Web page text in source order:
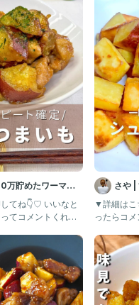
ピッタリ✨
で大人も子どももやみつきに🤭
とはお気軽にDMしてくださ
目
くり です👩‍🍳
では
偏食っ子だった息子が食べ
発信していきます
心配…
時間が苦痛😫
もにごはんを食べさせたい…
考に少しでもなったら嬉し
万貯めたワーママ
ん
👇♡ いいなと
てコメントくれた
さや |
▼詳細はこちら▼ 美味
ったらコ